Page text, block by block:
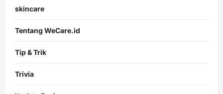
skincare
Tentang WeCare.id
Tip & Trik
Trivia